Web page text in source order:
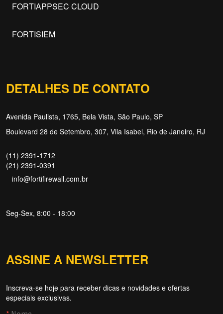
FORTIAPPSEC CLOUD
FORTISIEM
DETALHES DE CONTATO
Avenida Paulista, 1765, Bela Vista, São Paulo, SP
Boulevard 28 de Setembro, 307, Vila Isabel, Rio de Janeiro, RJ
(11) 2391-1712
(21) 2391-0391
info@fortifirewall.com.br
Seg-Sex, 8:00 - 18:00
ASSINE A NEWSLETTER
Inscreva-se hoje para receber dicas e novidades e ofertas
especiais exclusivas.
NOME